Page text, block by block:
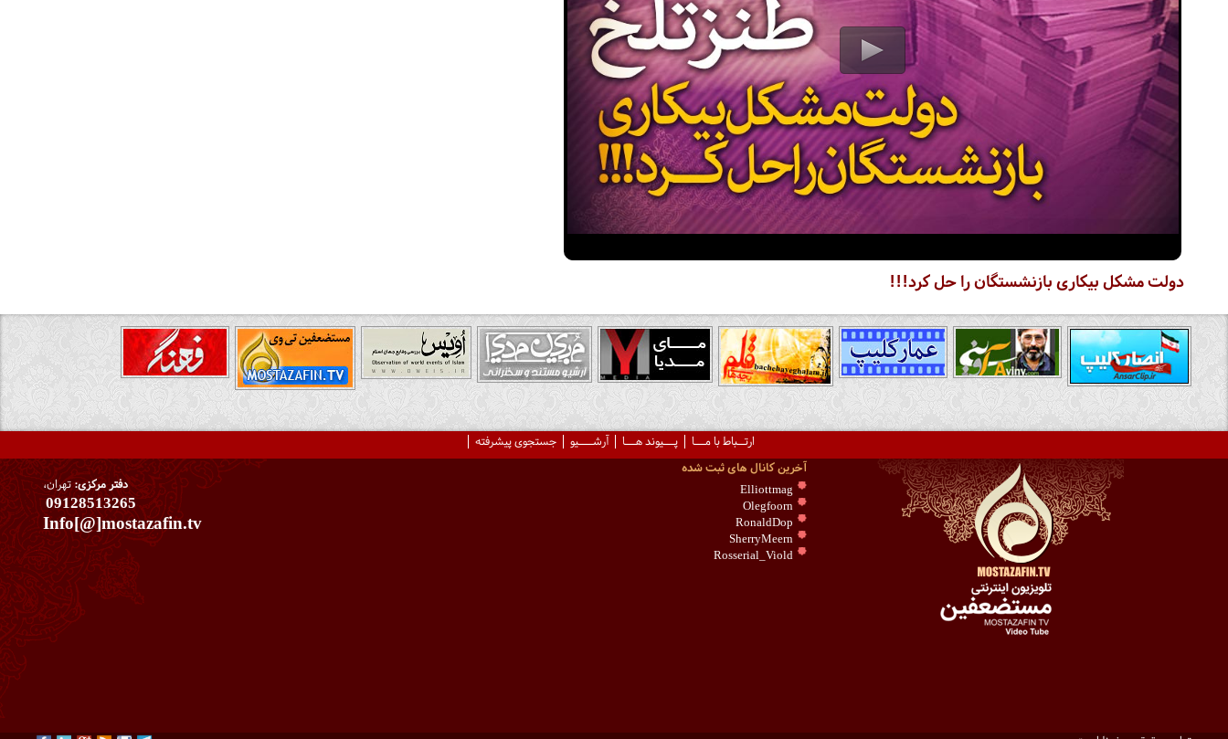
دولت مشکل بیکاری بازنشستگان را حل کرد!!!
ارتــباط با مـــا پـــیوند هـــا آرشــــیو جستجوی پیشرفته
دفتر مرکزی:تهران،
09128513265
Info[@]mostazafin.tv
آخرین کانال های ثبت شده
Elliottmag
Olegfoorn
RonaldDop
SherryMeern
Rosserial_Viold